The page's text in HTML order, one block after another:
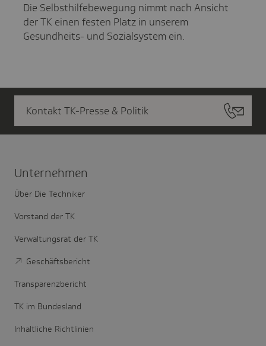
Die Selbsthilfebewegung nimmt nach Ansicht
der TK einen festen Platz in unserem
Gesundheits- und Sozialsystem ein.
Kontakt TK-Presse & Politik
Unter­nehmen
Über Die Techniker
Vorstand der TK
Verwaltungsrat der TK
Geschäftsbericht
Transparenzbericht
TK im Bundesland
Inhaltliche Richtlinien